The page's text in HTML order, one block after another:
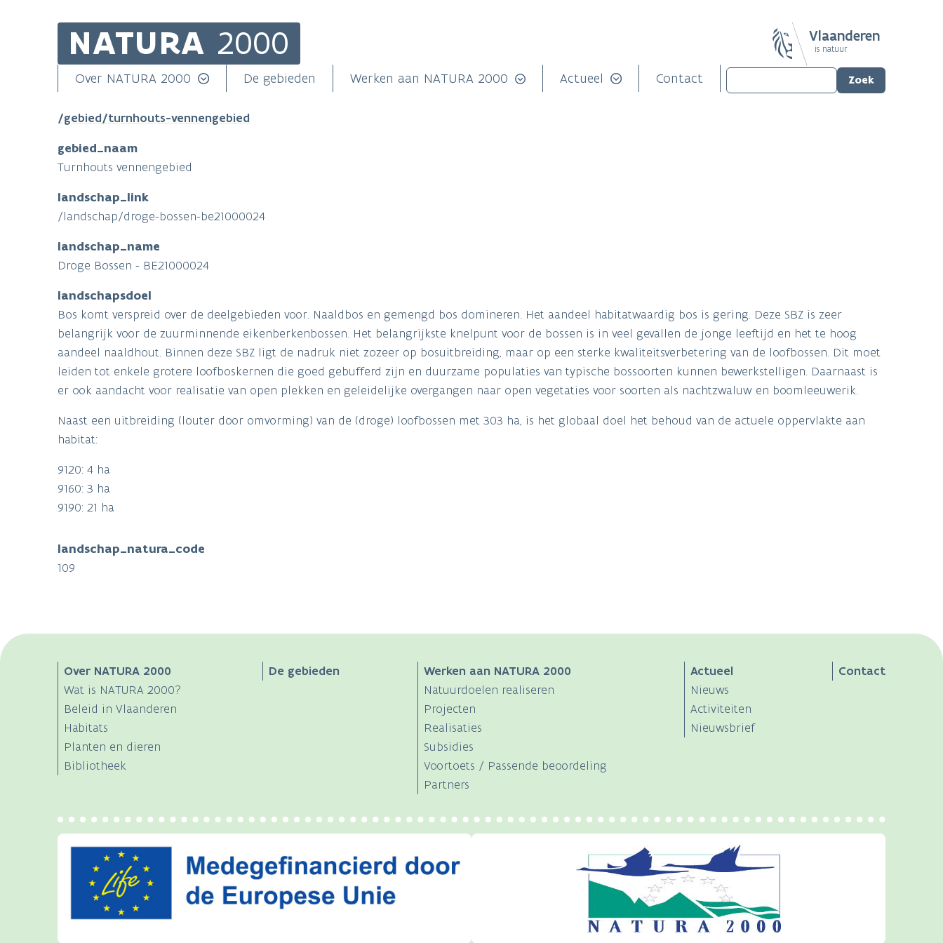
NATURA 2000 Vlaanderen
is natuur
Main
navigation
Over NATURA 2000 De gebieden Werken aan NATURA 2000 Actueel Contact
/gebied/turnhouts-vennengebied
gebied_naam
Turnhouts vennengebied
landschap_link
/landschap/droge-bossen-be21000024
landschap_name
Droge Bossen - BE21000024
landschapsdoel
Bos komt verspreid over de deelgebieden voor. Naaldbos en gemengd bos domineren. Het aandeel habitatwaardig bos is gering. Deze SBZ is zeer
belangrijk voor de zuurminnende eikenberkenbossen. Het belangrijkste knelpunt voor de bossen is in veel gevallen de jonge leeftijd en het te hoog
aandeel naaldhout. Binnen deze SBZ ligt de nadruk niet zozeer op bosuitbreiding, maar op een sterke kwaliteitsverbetering van de loofbossen. Dit moet
leiden tot enkele grotere loofboskernen die goed gebufferd zijn en duurzame populaties van typische bossoorten kunnen bewerkstelligen. Daarnaast is
er ook aandacht voor realisatie van open plekken en geleidelijke overgangen naar open vegetaties voor soorten als nachtzwaluw en boomleeuwerik.
Naast een uitbreiding (louter door omvorming) van de (droge) loofbossen met 303 ha, is het globaal doel het behoud van de actuele oppervlakte aan
habitat:
9120: 4 ha
9160: 3 ha
9190: 21 ha
landschap_natura_code
109
Main
navigation
Over NATURA 2000
Wat is NATURA 2000?
Beleid in Vlaanderen
Habitats
Planten en dieren
Bibliotheek
De gebieden
Werken aan NATURA 2000
Natuurdoelen realiseren
Projecten
Realisaties
Subsidies
Voortoets / Passende beoordeling
Partners
Actueel
Nieuws
Activiteiten
Nieuwsbrief
Contact